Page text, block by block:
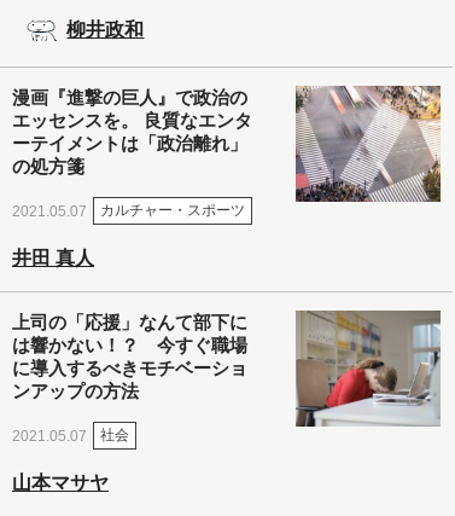
柳井政和
漫画『進撃の巨人』で政治の
エッセンスを。 良質なエンタ
ーテイメントは「政治離れ」
の処方箋
2021.05.07 カルチャー・スポーツ
井田 真人
上司の「応援」なんて部下に
は響かない！？ 今すぐ職場
に導入するべきモチベーショ
ンアップの方法
2021.05.07 社会
山本マサヤ